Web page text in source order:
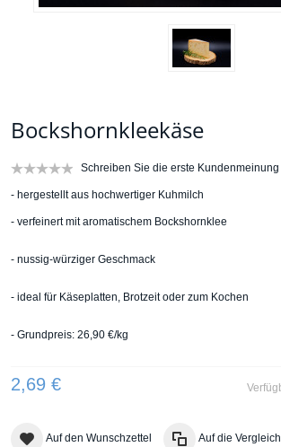
Bockshornkleekäse
Schreiben Sie die erste Kundenmeinung
- hergestellt aus hochwertiger Kuhmilch
- verfeinert mit aromatischem Bockshornklee
- nussig-würziger Geschmack
- ideal für Käseplatten, Brotzeit oder zum Kochen
- Grundpreis: 26,90 €/kg
2,69 €
Auf den Wunschzettel Auf die